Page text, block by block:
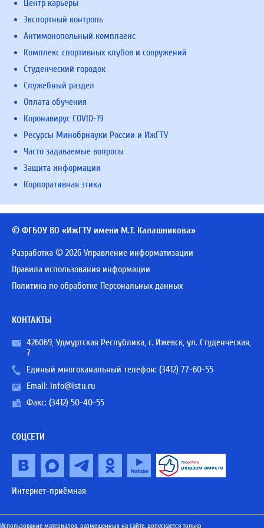
Центр карьеры
Экспортный контроль
Антимонопольный комплаенс
Комплекс спортивных клубов и сооружений
Студенческий городок
Служебный раздел
Оплата обучения
Коронавирус COVID-19
Ресурсы Минобрнауки России и ИжГТУ
Часто задаваемые вопросы
Защита информации
Корпоративная этика
© ФГБОУ ВО «ИжГТУ имени М.Т. Калашникова»
Разработка © 2026 Управление информатизации
Правила использования информации
Политика по обработке Персональных данных
КОНТАКТЫ
426069, Удмуртская Республика, г. Ижевск, ул. Студенческая,
7
Единый многоканальный телефон: (3412) 77-60-55
Email: info@istu.ru
Факс: (3412) 50-40-55
СОЦСЕТИ
Интернет-приёмная
Использование материалов, размещенных на сайте, допускается только